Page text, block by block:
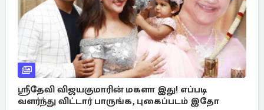
ஸ்ரீதேவி விஜயகுமாரின் மகளா இது! எப்படி
வளர்ந்து விட்டார் பாருங்க, புகைப்படம் இதோ